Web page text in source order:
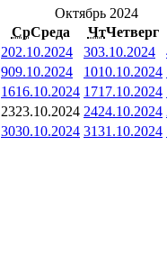
Октябрь 2024
СрСреда ЧтЧетверг
202.10.2024 303.10.2024
909.10.2024 1010.10.2024
1616.10.2024 1717.10.2024
2323.10.2024 2424.10.2024
3030.10.2024 3131.10.2024